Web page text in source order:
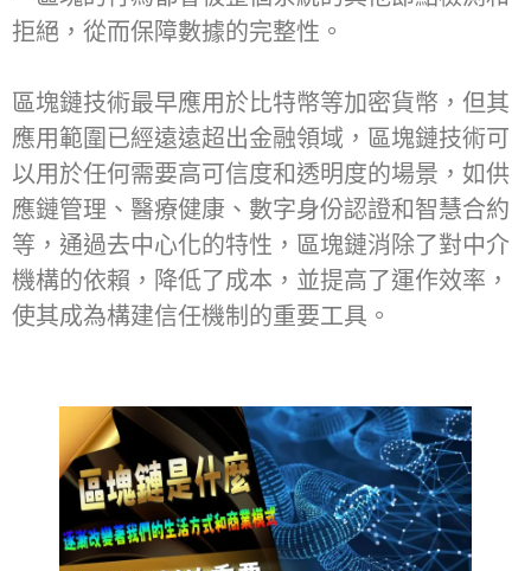
拒絕，從而保障數據的完整性。
區塊鏈技術最早應用於比特幣等加密貨幣，但其
應用範圍已經遠遠超出金融領域，區塊鏈技術可
以用於任何需要高可信度和透明度的場景，如供
應鏈管理、醫療健康、數字身份認證和智慧合約
等，通過去中心化的特性，區塊鏈消除了對中介
機構的依賴，降低了成本，並提高了運作效率，
使其成為構建信任機制的重要工具。